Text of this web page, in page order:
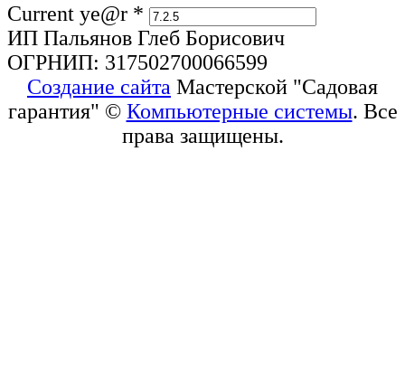
Current ye@r *
ИП Пальянов Глеб Борисович
ОГРНИП: 317502700066599
Создание сайта Мастерской "Садовая
гарантия" © Компьютерные системы. Все
права защищены.